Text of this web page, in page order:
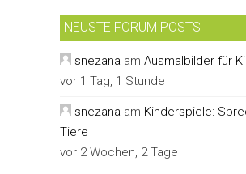
NEUSTE FORUM POSTS
snezana am Ausmalbilder für
vor 1 Tag, 1 Stunde
snezana am Kinderspiele:
Tiere
vor 2 Wochen, 2 Tage